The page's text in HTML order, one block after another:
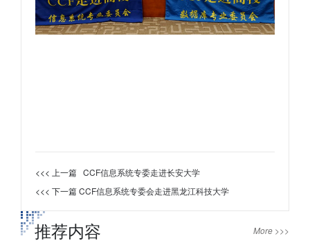
<<< 上一篇 CCF信息系统专委走进长安大学
<<< 下一篇CCF信息系统专委会走进黑龙江科技大学
推荐内容 More >>>